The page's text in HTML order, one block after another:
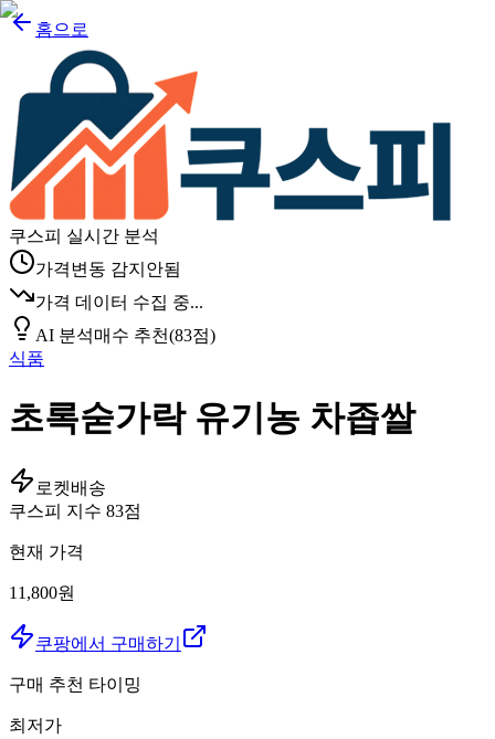
홈으로
쿠스피 실시간 분석
가격변동 감지안됨
가격 데이터 수집 중...
AI 분석매수 추천(83점)
식품
초록숟가락 유기농 차좁쌀
로켓배송
쿠스피 지수 83점
현재 가격
11,800원
쿠팡에서 구매하기
구매 추천 타이밍
최저가